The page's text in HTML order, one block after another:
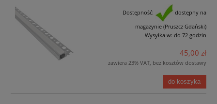
Dostępność:
dostępny na
magazynie (Pruszcz Gdański)
Wysyłka w: do 72 godzin
45,00 zł
zawiera 23% VAT, bez kosztów dostawy
do koszyka